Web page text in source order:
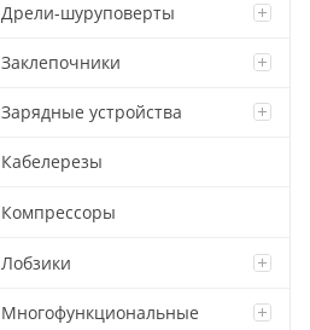
Дрели-шуруповерты
Заклепочники
Зарядные устройства
Кабелерезы
Компрессоры
Лобзики
Многофункциональные